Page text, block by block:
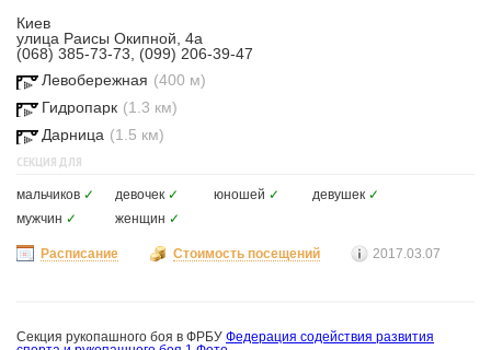
Киев
улица Раисы Окипной, 4а
(068) 385-73-73, (099) 206-39-47
Левобережная (400 м)
Гидропарк (1.3 км)
Дарница (1.5 км)
СЕКЦИЯ ДЛЯ
мальчиков ✓ девочек ✓ юношей ✓ девушек ✓
мужчин ✓ женщин ✓
Расписание Стоимость посещений 2017.03.07
Секция рукопашного боя в ФРБУ Федерация содействия развития